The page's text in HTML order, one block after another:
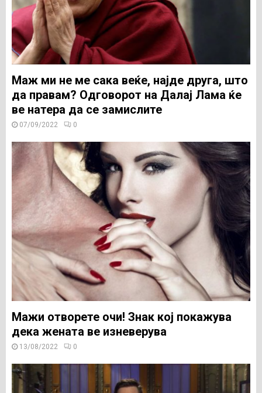
Маж ми не ме сака веќе, најде друга, што
да правам? Одговорот на Далај Лама ќе
ве натера да се замислите
07/09/2022 0
Мажи отвoрете очи! Знак кој покажува
дека жената ве изневерува
13/08/2022 0